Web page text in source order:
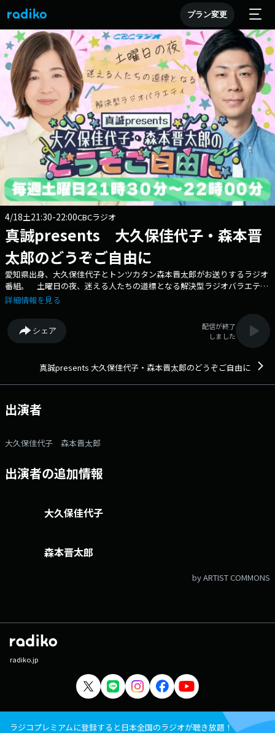
プラン変更
4/18土21:30-22:00CBCラジオ
真誠presents 大久保佳代子・森本晋
太郎のどうぞご自由に
愛知県出身、大久保佳代子とトンツカタン森本晋太郎がお送りするラジオ
番組。 土曜日の夜、迷える人たちの道標となる解決型ラジオバラエティ
です。 番組へのおたよりは こちら FAXは 052-263-6800 まで
詳細情報を見る
シェア
配信が終了
しました
真誠presents 大久保佳代子・森本晋太郎のどうぞご自由に
出演者
大久保佳代子 森本晋太郎
出演者の追加情報
大久保佳代子
森本晋太郎
by ARTIST COMMONS
radiko.jp
ラジコプレミアムに登録すると日本全国のラジオが聴き放題！